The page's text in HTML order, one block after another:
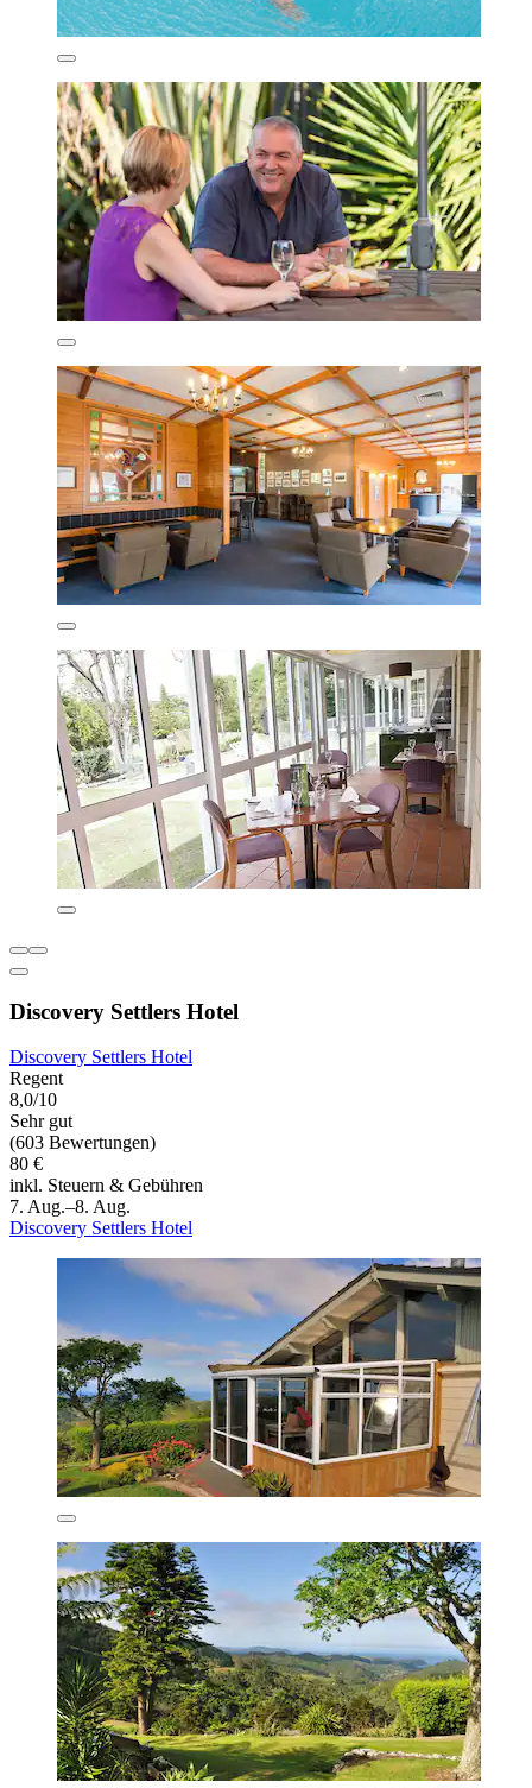
Discovery Settlers Hotel
Discovery Settlers Hotel
Regent
8,0/10
Sehr gut
(603 Bewertungen)
80 €
inkl. Steuern & Gebühren
7. Aug.–8. Aug.
Discovery Settlers Hotel